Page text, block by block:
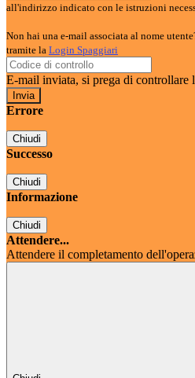
all'indirizzo indicato con le istruzioni
Non hai una e-mail associata al nome
tramite la Login Spaggiari
E-mail inviata, si prega di controllare
Errore
Chiudi
Successo
Chiudi
Informazione
Chiudi
Attendere...
Attendere il completamento